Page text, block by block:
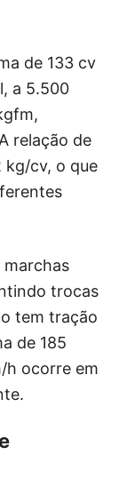
de 133 cv
a 5.500
relação de
kg/cv, o que
marchas
trocas
tem tração
de 185
h ocorre em